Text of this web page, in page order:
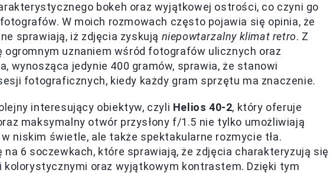
bokeh oraz wyjątkowej ostrości, co czyni go
W moich rozmowach często pojawia się opinia, że
sprawiają, iż zdjęcia zyskują niepowtarzalny klimat retro. Z
ogromnym uznaniem wśród fotografów ulicznych oraz
wynosząca jedynie 400 gramów, sprawia, że stanowi
fotograficznych, kiedy każdy gram sprzętu ma znaczenie.
interesujący obiektyw, czyli Helios 40-2, który oferuje
maksymalny otwór przysłony f/1.5 nie tylko umożliwiają
niskim świetle, ale także spektakularne rozmycie tła.
6 soczewkach, które sprawiają, że zdjęcia charakteryzują się
kolorystycznymi oraz wyjątkowym kontrastem. Dzięki tym